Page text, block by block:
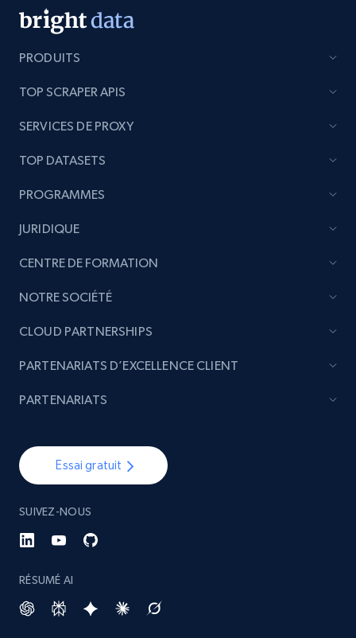
PRODUITS
TOP SCRAPER APIS
SERVICES DE PROXY
TOP DATASETS
PROGRAMMES
JURIDIQUE
CENTRE DE FORMATION
NOTRE SOCIÉTÉ
Essai gratuit
SUIVEZ-NOUS
RÉSUMÉ AI
CLOUD PARTNERSHIPS
PARTENARIATS D’EXCELLENCE CLIENT
PARTENARIATS